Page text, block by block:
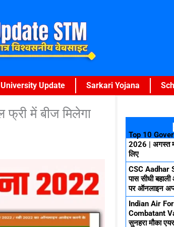
University Update Sarkari Yojana
में बीज मिलेगा
Top 10
2026 | अगस्त
लिए
CSC Aadhar
पास सीधी
पर ऑनलाइन
Indian Air
Combatant
सुनहरा मौका